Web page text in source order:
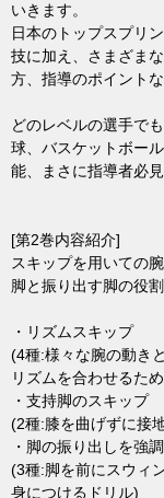
いきます。
日本のトップスプリ
技に加え、さまざま
方、指導のポイント
どのレベルの選手で
球、バスケットボー
能、まさに指導者必
[第2巻内容紹介]
スキップを用いての
脚と振り出す脚の役
・リズムスキップ
(4種:様々な腕の動き
リズムを合わせるた
・支持脚のスキップ
(2種:膝を曲げずに接
・脚の振り出しを強
(3種:脚を前にスウィ
身につけるドリル)